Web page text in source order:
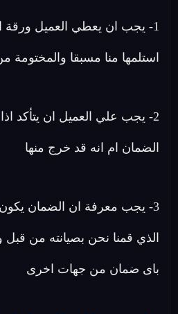
1- يجب ان يعطي العميل ورقة
استلمها منا مسبقا والمختومة
2- يجب علي العميل ان يتأكد
الضمان ام انه قد خرج منها
3- يجب معرفة ان الضمان
الذي قمنا نحن بصيانته من قبل
باى ضمان من جهات اخرى